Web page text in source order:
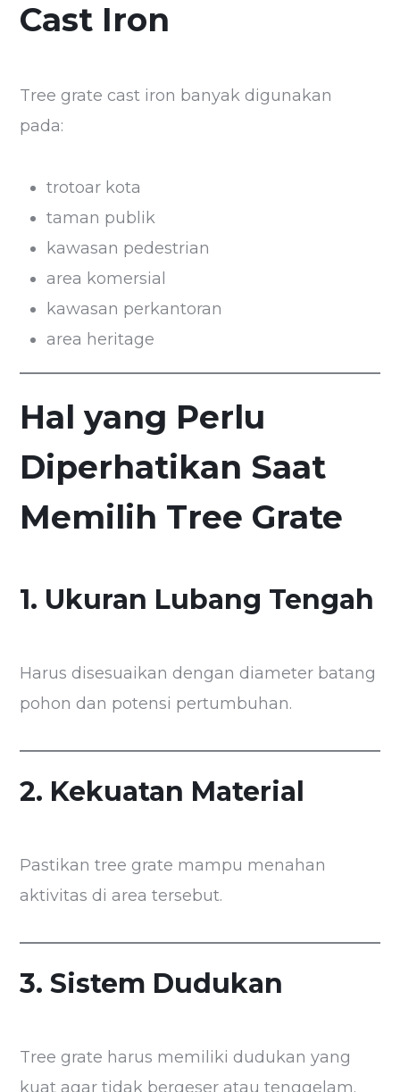
Cast Iron
Tree grate cast iron banyak digunakan
pada:
trotoar kota
taman publik
kawasan pedestrian
area komersial
kawasan perkantoran
area heritage
Hal yang Perlu
Diperhatikan Saat
Memilih Tree Grate
1. Ukuran Lubang Tengah
Harus disesuaikan dengan diameter batang
pohon dan potensi pertumbuhan.
2. Kekuatan Material
Pastikan tree grate mampu menahan
aktivitas di area tersebut.
3. Sistem Dudukan
Tree grate harus memiliki dudukan yang
kuat agar tidak bergeser atau tenggelam.